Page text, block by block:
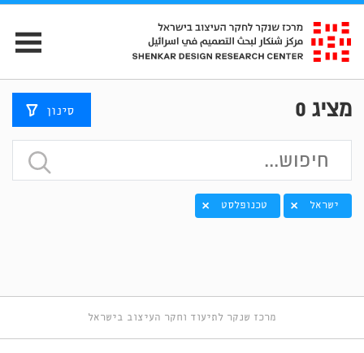
מציג 0 סינון
ישראל טכנופלסט
מרכז שנקר לתיעוד וחקר העיצוב בישראל